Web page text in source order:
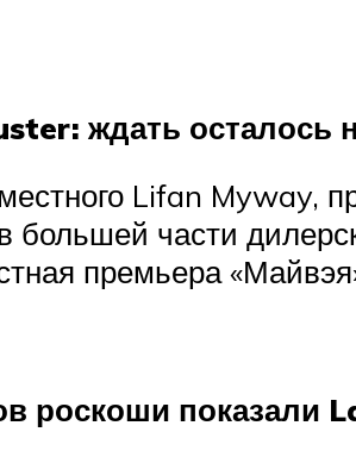
ждать осталось
Lifan Myway,
большей части
премьера
роскоши показали